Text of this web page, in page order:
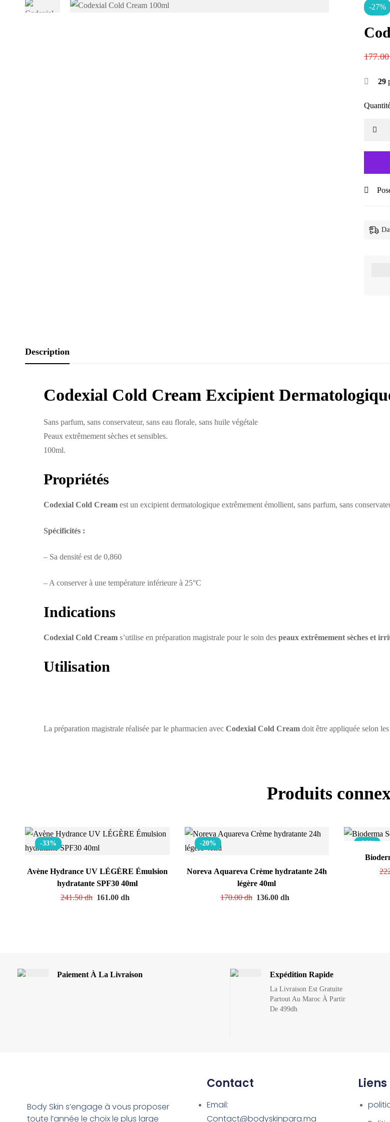
-27%
29
Description
Codexial Cold Cream Excipient
Sans parfum, sans conservateur, sans eau florale, sans huile végétale
Peaux extrêmement sèches et sensibles.
100ml.
Propriétés
Codexial Cold Cream est un excipient dermatologique extrêmement émollient, sans parfum, sans
Spécificités :
– Sa densité est de 0,860
– A conserver à une température inférieure à 25°C
Indications
Codexial Cold Cream s’utilise en préparation magistrale pour le soin des peaux extrêmement sèches et
Utilisation
La préparation magistrale réalisée par le pharmacien avec Codexial Cold Cream doit être appliquée selon
Produits
-33%
Avène Hydrance UV LÉGÈRE Émulsion
hydratante SPF30 40ml
241.50dh 161.00dh
-20%
Noreva Aquareva Crème hydratante 24h
légère 40ml
170.00dh 136.00 dh
-36%
Paiement À La Livraison Expédition Rapide
La Livraison Est Gratuite
Partout Au Maroc À Partir
De 499dh
Body Skin s’engage à vous proposer
toute l’année le choix le plus large
Contact
Email:
Contact@bodyskinpara.ma